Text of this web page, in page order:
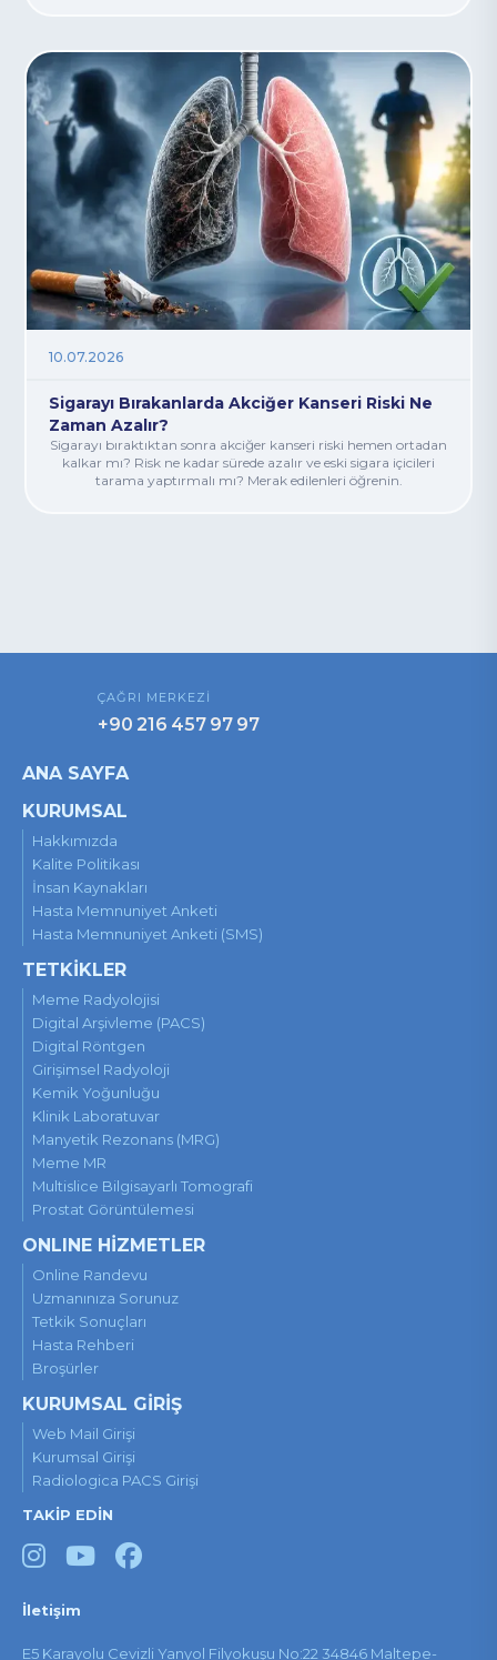
10.07.2026
Sigarayı Bırakanlarda Akciğer Kanseri Riski Ne
Zaman Azalır?
Sigarayı bıraktıktan sonra akciğer kanseri riski hemen ortadan
kalkar mı? Risk ne kadar sürede azalır ve eski sigara içicileri
tarama yaptırmalı mı? Merak edilenleri öğrenin.
ÇAĞRI MERKEZİ
+90 216 457 97 97
ANA SAYFA
KURUMSAL
Hakkımızda
Kalite Politikası
İnsan Kaynakları
Hasta Memnuniyet Anketi
Hasta Memnuniyet Anketi (SMS)
TETKİKLER
Meme Radyolojisi
Digital Arşivleme (PACS)
Digital Röntgen
Girişimsel Radyoloji
Kemik Yoğunluğu
Klinik Laboratuvar
Manyetik Rezonans (MRG)
Meme MR
Multislice Bilgisayarlı Tomografi
Prostat Görüntülemesi
ONLINE HİZMETLER
Online Randevu
Uzmanınıza Sorunuz
Tetkik Sonuçları
Hasta Rehberi
Broşürler
KURUMSAL GİRİŞ
Web Mail Girişi
Kurumsal Girişi
Radiologica PACS Girişi
TAKİP EDİN
İletişim
E5 Karayolu Cevizli Yanyol Filyokuşu No:22 34846 Maltepe-